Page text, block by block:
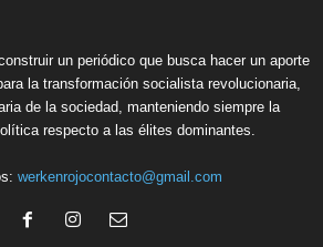
un periódico que busca hacer un aporte
la transformación socialista revolucionaria,
de la sociedad, manteniendo siempre la
respecto a las élites dominantes.
werkenrojocontacto@gmail.com